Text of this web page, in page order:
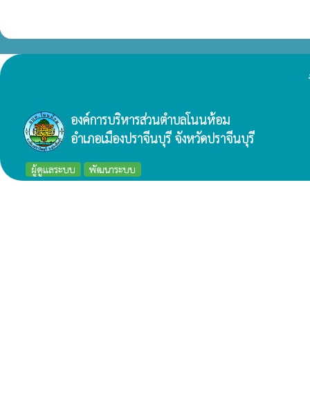
องค์การบริหารส่วนตำบลโนนห้อม
อำเภอเมืองปราจีนบุรี จังหวัดปราจีนบุรี
ผู้ดูแลระบบ พัฒนาระบบ